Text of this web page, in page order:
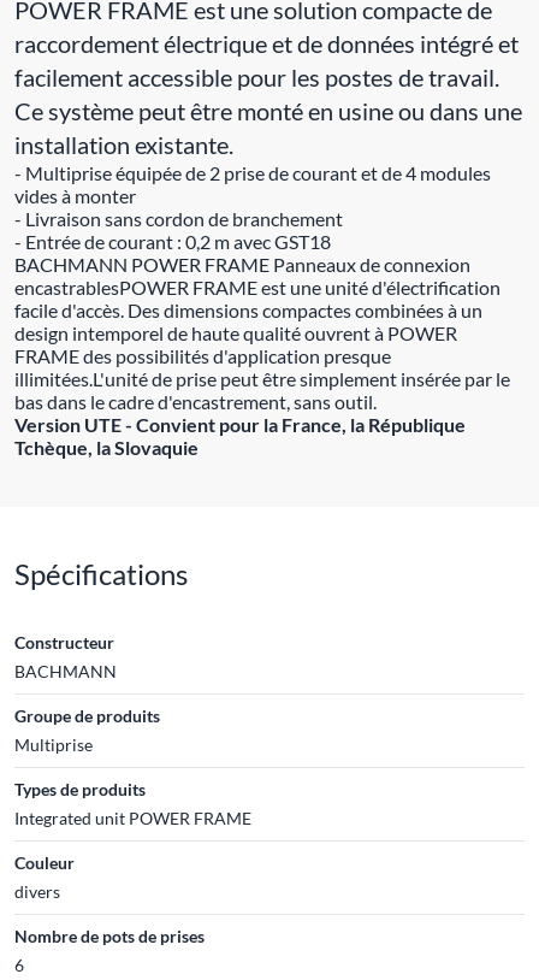
POWER FRAME est une solution compacte de
raccordement électrique et de données intégré et
facilement accessible pour les postes de travail.
Ce système peut être monté en usine ou dans une
installation existante.
- Multiprise équipée de 2 prise de courant et de 4 modules
vides à monter
- Livraison sans cordon de branchement
- Entrée de courant : 0,2 m avec GST18
BACHMANN POWER FRAME Panneaux de connexion
encastrablesPOWER FRAME est une unité d'électrification
facile d'accès. Des dimensions compactes combinées à un
design intemporel de haute qualité ouvrent à POWER
FRAME des possibilités d'application presque
illimitées.L'unité de prise peut être simplement insérée par le
bas dans le cadre d'encastrement, sans outil.
Version UTE - Convient pour la France, la République
Tchèque, la Slovaquie
Spécifications
Constructeur
BACHMANN
Groupe de produits
Multiprise
Types de produits
Integrated unit POWER FRAME
Couleur
divers
Nombre de pots de prises
6